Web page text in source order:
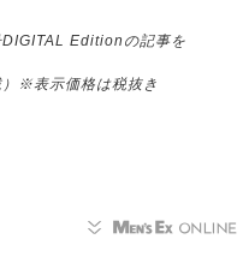
DIGITAL Editionの記事を
）※表示価格は税抜き